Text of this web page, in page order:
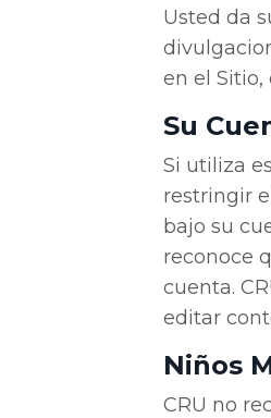
Usted da
en el
Su
Si utiliza
restringir
bajo su
reconoce
cuenta.
editar
Niños
CRU no